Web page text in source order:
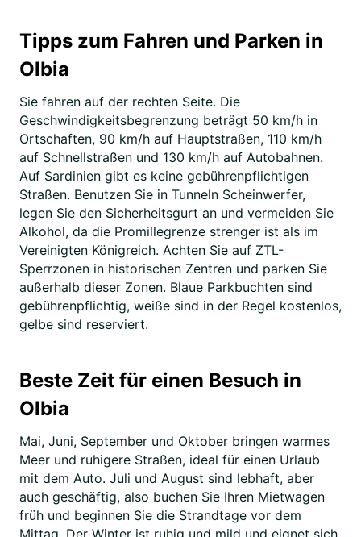
Tipps zum Fahren und Parken in
Olbia
Sie fahren auf der rechten Seite. Die
Geschwindigkeitsbegrenzung beträgt 50 km/h in
Ortschaften, 90 km/h auf Hauptstraßen, 110 km/h
auf Schnellstraßen und 130 km/h auf Autobahnen.
Auf Sardinien gibt es keine gebührenpflichtigen
Straßen. Benutzen Sie in Tunneln Scheinwerfer,
legen Sie den Sicherheitsgurt an und vermeiden Sie
Alkohol, da die Promillegrenze strenger ist als im
Vereinigten Königreich. Achten Sie auf ZTL-
Sperrzonen in historischen Zentren und parken Sie
außerhalb dieser Zonen. Blaue Parkbuchten sind
gebührenpflichtig, weiße sind in der Regel kostenlos,
gelbe sind reserviert.
Beste Zeit für einen Besuch in
Olbia
Mai, Juni, September und Oktober bringen warmes
Meer und ruhigere Straßen, ideal für einen Urlaub
mit dem Auto. Juli und August sind lebhaft, aber
auch geschäftig, also buchen Sie Ihren Mietwagen
früh und beginnen Sie die Strandtage vor dem
Mittag. Der Winter ist ruhig und mild und eignet sich